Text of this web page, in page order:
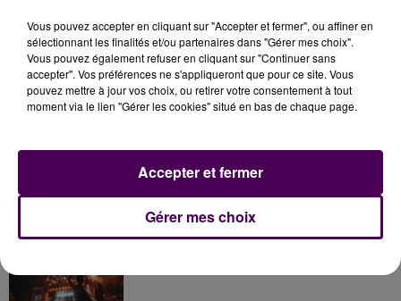
20h00
Vous pouvez accepter en cliquant sur "Accepter et fermer", ou affiner en
sélectionnant les finalités et/ou partenaires dans "Gérer mes choix".
Vous pouvez également refuser en cliquant sur "Continuer sans
accepter". Vos préférences ne s'appliqueront que pour ce site. Vous
pouvez mettre à jour vos choix, ou retirer votre consentement à tout
moment via le lien "Gérer les cookies" situé en bas de chaque page.
Gérer mes choix
Accepter et fermer